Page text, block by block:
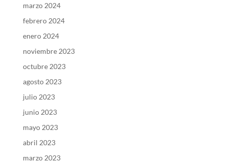
marzo 2024
febrero 2024
enero 2024
noviembre 2023
octubre 2023
agosto 2023
julio 2023
junio 2023
mayo 2023
abril 2023
marzo 2023